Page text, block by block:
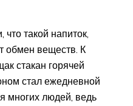
такой напиток,
обмен веществ. К
стакан горячей
стал ежедневной
многих людей, ведь